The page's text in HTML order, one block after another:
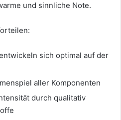
und sinnliche Note.
sich optimal auf der
aller Komponenten
durch qualitativ